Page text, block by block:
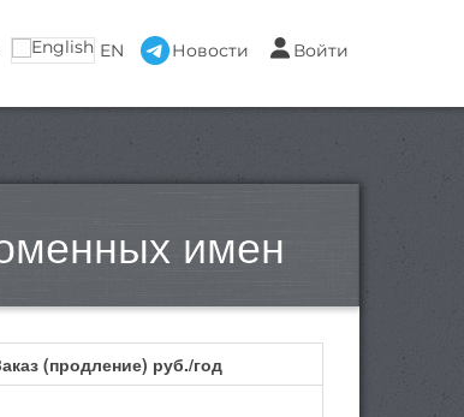
EN Новости Войти
имен
(продление) руб./год